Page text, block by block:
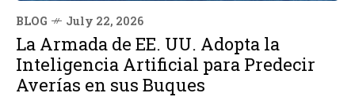
BLOG July 22, 2026
La Armada de EE. UU. Adopta la
Inteligencia Artificial para Predecir
Averías en sus Buques